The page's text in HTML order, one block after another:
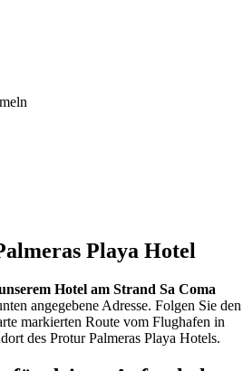
Playa Hotel
Hotel am Strand Sa Coma
angegebene Adresse. Folgen Sie den
markierten Route vom Flughafen in
des Protur Palmeras Playa Hotels.